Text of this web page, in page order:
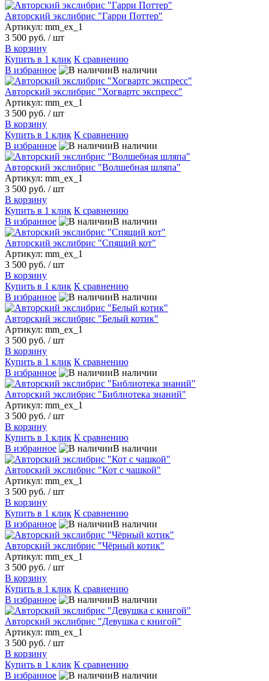
Авторский экслибрис "Гарри Поттер"
Артикул: mm_ex_1
3 500 руб. / шт
В корзину
Купить в 1 клик К сравнению
В избранное
В наличии
Авторский экслибрис "Хогвартс экспресс"
Артикул: mm_ex_1
3 500 руб. / шт
В корзину
Купить в 1 клик К сравнению
В избранное
В наличии
Авторский экслибрис "Волшебная шляпа"
Артикул: mm_ex_1
3 500 руб. / шт
В корзину
Купить в 1 клик К сравнению
В избранное
В наличии
Авторский экслибрис "Спящий кот"
Артикул: mm_ex_1
3 500 руб. / шт
В корзину
Купить в 1 клик К сравнению
В избранное
В наличии
Авторский экслибрис "Белый котик"
Артикул: mm_ex_1
3 500 руб. / шт
В корзину
Купить в 1 клик К сравнению
В избранное
В наличии
Авторский экслибрис "Библиотека знаний"
Артикул: mm_ex_1
3 500 руб. / шт
В корзину
Купить в 1 клик К сравнению
В избранное
В наличии
Авторский экслибрис "Кот с чашкой"
Артикул: mm_ex_1
3 500 руб. / шт
В корзину
Купить в 1 клик К сравнению
В избранное
В наличии
Авторский экслибрис "Чёрный котик"
Артикул: mm_ex_1
3 500 руб. / шт
В корзину
Купить в 1 клик К сравнению
В избранное
В наличии
Авторский экслибрис "Девушка с книгой"
Артикул: mm_ex_1
3 500 руб. / шт
В корзину
Купить в 1 клик К сравнению
В избранное
В наличии